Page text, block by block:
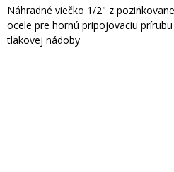
Náhradné viečko 1/2" z
ocele pre hornú pripojovaciu prírubu
tlakovej nádoby